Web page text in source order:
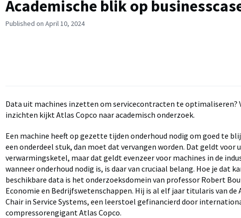
Academische blik op
Published on April 10, 2024
Data uit machines inzetten om servicecontracten te optimaliseren?
inzichten kijkt Atlas Copco naar academisch onderzoek.
Een machine heeft op gezette tijden onderhoud nodig om goed te
een onderdeel stuk, dan moet dat vervangen worden. Dat geldt voor
verwarmingsketel, maar dat geldt evenzeer voor machines in de
wanneer onderhoud nodig is, is daar van cruciaal belang. Hoe je dat
beschikbare data is het onderzoeksdomein van professor Robert
Economie en Bedrijfswetenschappen. Hij is al elf jaar titularis van de
Chair in Service Systems, een leerstoel gefinancierd door
compressorengigant Atlas Copco.